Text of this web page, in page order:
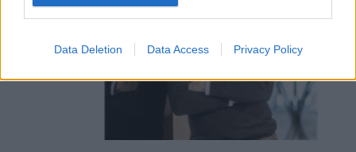
Data Deletion Data Access Privacy Policy